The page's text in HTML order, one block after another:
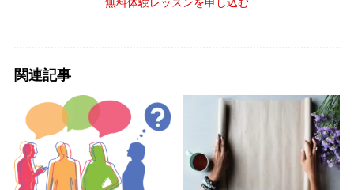
無料体験レッスンを申し込む
関連記事